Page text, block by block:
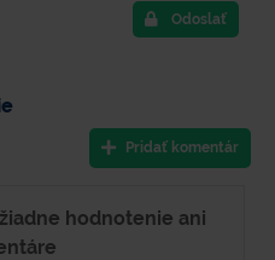
Odoslať
Pridať komentár
hodnotenie ani